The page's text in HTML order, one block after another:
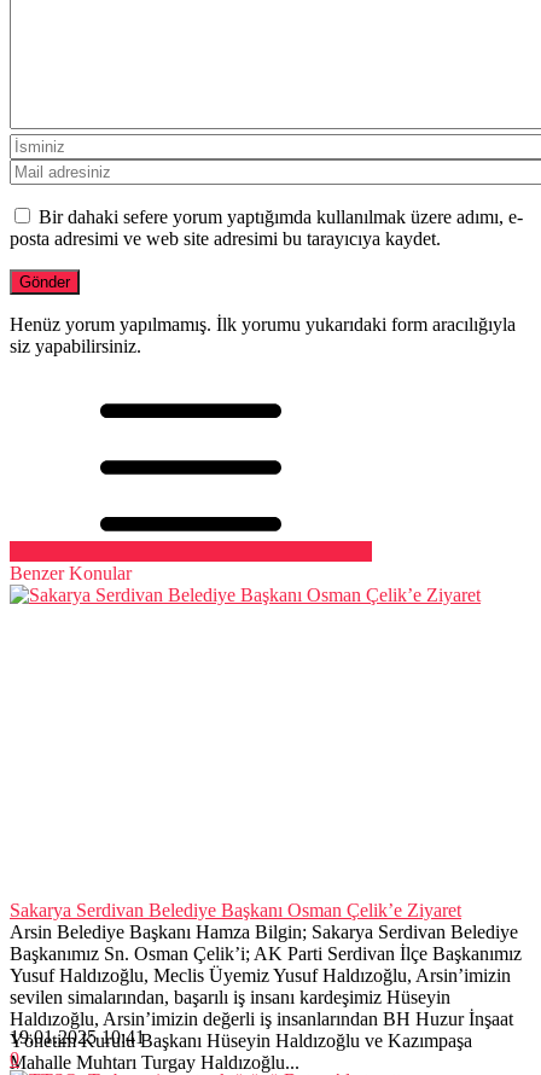
Bir dahaki sefere yorum yaptığımda kullanılmak üzere adımı, e-
posta adresimi ve web site adresimi bu tarayıcıya kaydet.
Henüz yorum yapılmamış. İlk yorumu yukarıdaki form aracılığıyla
siz yapabilirsiniz.
Benzer Konular
Sakarya Serdivan Belediye Başkanı Osman Çelik’e Ziyaret
Arsin Belediye Başkanı Hamza Bilgin; Sakarya Serdivan Belediye
Başkanımız Sn. Osman Çelik’i; AK Parti Serdivan İlçe Başkanımız
Yusuf Haldızoğlu, Meclis Üyemiz Yusuf Haldızoğlu, Arsin’imizin
sevilen simalarından, başarılı iş insanı kardeşimiz Hüseyin
Haldızoğlu, Arsin’imizin değerli iş insanlarından BH Huzur İnşaat
Yönetim Kurulu Başkanı Hüseyin Haldızoğlu ve Kazımpaşa
Mahalle Muhtarı Turgay Haldızoğlu...
19.01.2025 10:41
0